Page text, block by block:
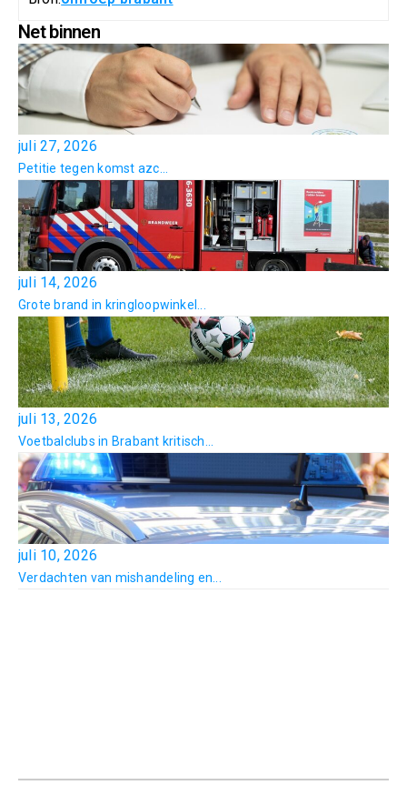
Net binnen
juli 27, 2026
Petitie tegen komst azc...
juli 14, 2026
Grote brand in kringloopwinkel...
juli 13, 2026
Voetbalclubs in Brabant kritisch...
juli 10, 2026
Verdachten van mishandeling en...